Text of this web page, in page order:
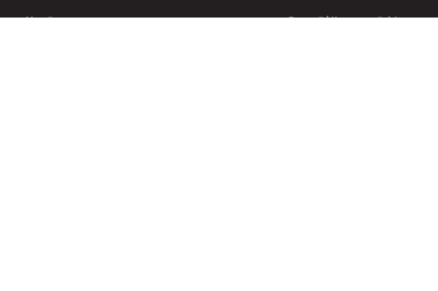
Uzņēmums
Stratēģija un mērķi